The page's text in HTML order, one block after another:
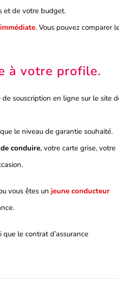
et de votre budget.
. Vous pouvez comparer
à votre profile.
souscription en ligne sur le site
le niveau de garantie souhaité.
conduire, votre carte grise, votre
vous êtes un jeune conducteur
le contrat d’assurance